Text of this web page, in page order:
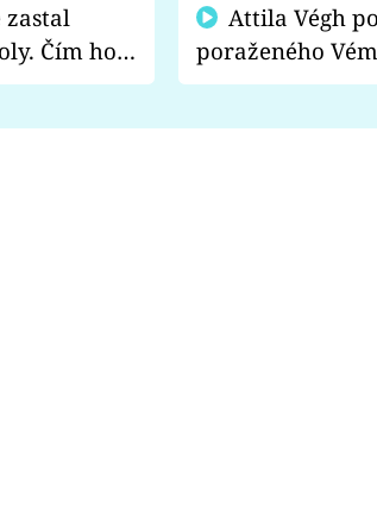
Čím ho
poraženého
chce raději